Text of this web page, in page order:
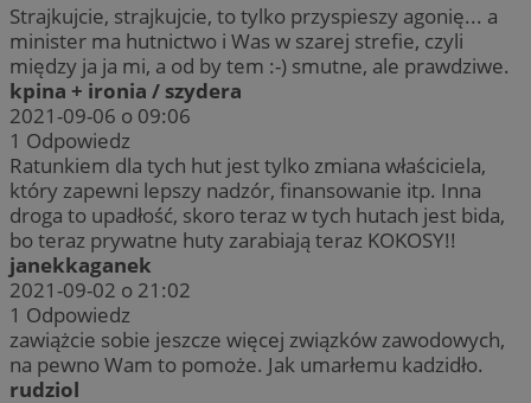
Strajkujcie, strajkujcie, to tylko przyspieszy agonię... a
minister ma hutnictwo i Was w szarej strefie, czyli
między ja ja mi, a od by tem :-) smutne, ale prawdziwe.
kpina + ironia / szydera
2021-09-06 o 09:06
1 Odpowiedz
Ratunkiem dla tych hut jest tylko zmiana właściciela,
który zapewni lepszy nadzór, finansowanie itp. Inna
droga to upadłość, skoro teraz w tych hutach jest bida,
bo teraz prywatne huty zarabiają teraz KOKOSY!!
janekkaganek
2021-09-02 o 21:02
1 Odpowiedz
zawiążcie sobie jeszcze więcej związków zawodowych,
na pewno Wam to pomoże. Jak umarłemu kadzidło.
rudziol